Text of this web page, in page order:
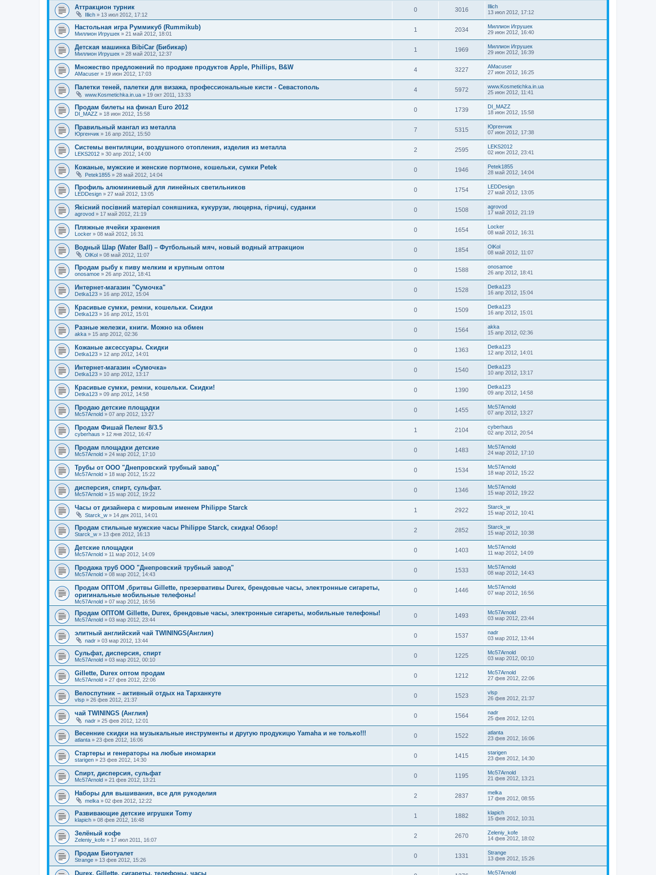
Аттракцион турник
Illich » 13 июл 2012, 17:12
0 3016
Illich
13 июл 2012, 17:12
Настольная игра Руммикуб (Rummikub)
Миллион Игрушек » 21 май 2012, 18:01
1 2034
Миллион Игрушек
29 июн 2012, 16:40
Детская машинка BibiCar (Бибикар)
Миллион Игрушек » 28 май 2012, 12:37
1 1969
Миллион Игрушек
29 июн 2012, 16:39
Множество предложений по продаже продуктов Apple, Phillips, B&W
AMacuser » 19 июн 2012, 17:03
4 3227
AMacuser
27 июн 2012, 16:25
Палетки теней, палетки для визажа, профессиональные кисти - Севастополь
www.Kosmetichka.in.ua » 19 окт 2011, 13:33
4 5972
www.Kosmetichka.in.ua
25 июн 2012, 11:41
Продам билеты на финал Euro 2012
DI_MAZZ » 18 июн 2012, 15:58
0 1739
DI_MAZZ
18 июн 2012, 15:58
Правильный мангал из металла
Юргенчик » 16 апр 2012, 15:50
7 5315
Юргенчик
07 июн 2012, 17:38
Системы вентиляции, воздушного отопления, изделия из металла
LEKS2012 » 30 апр 2012, 14:00
2 2595
LEKS2012
02 июн 2012, 23:41
Кожаные, мужские и женские портмоне, кошельки, сумки Petek
Petek1855 » 28 май 2012, 14:04
0 1946
Petek1855
28 май 2012, 14:04
Профиль алюминиевый для линейных светильников
LEDDesign » 27 май 2012, 13:05
0 1754
LEDDesign
27 май 2012, 13:05
Якісний посівний матеріал соняшника, кукурузи, люцерна, гірчиці, суданки
agrovod » 17 май 2012, 21:19
0 1508
agrovod
17 май 2012, 21:19
Пляжные ячейки хранения
Locker » 08 май 2012, 16:31
0 1654
Locker
08 май 2012, 16:31
Водный Шар (Water Ball) – Футбольный мяч, новый водный аттракцион
OlKol » 08 май 2012, 11:07
0 1854
OlKol
08 май 2012, 11:07
Продам рыбу к пиву мелким и крупным оптом
onosamoe » 26 апр 2012, 18:41
0 1588
onosamoe
26 апр 2012, 18:41
Интернет-магазин "Сумочка"
Detka123 » 16 апр 2012, 15:04
0 1528
Detka123
16 апр 2012, 15:04
Красивые сумки, ремни, кошельки. Скидки
Detka123 » 16 апр 2012, 15:01
0 1509
Detka123
16 апр 2012, 15:01
Разные железки, книги. Можно на обмен
akka » 15 апр 2012, 02:36
0 1564
akka
15 апр 2012, 02:36
Кожаные аксессуары. Скидки
Detka123 » 12 апр 2012, 14:01
0 1363
Detka123
12 апр 2012, 14:01
Интернет-магазин «Сумочка»
Detka123 » 10 апр 2012, 13:17
0 1540
Detka123
10 апр 2012, 13:17
Красивые сумки, ремни, кошельки. Скидки!
Detka123 » 09 апр 2012, 14:58
0 1390
Detka123
09 апр 2012, 14:58
Продаю детские площадки
Mc57Arnold » 07 апр 2012, 13:27
0 1455
Mc57Arnold
07 апр 2012, 13:27
Продам Фишай Пеленг 8/3.5
cyberhaus » 12 янв 2012, 16:47
1 2104
cyberhaus
02 апр 2012, 20:54
Продам площадки детские
Mc57Arnold » 24 мар 2012, 17:10
0 1483
Mc57Arnold
24 мар 2012, 17:10
Трубы от ООО "Днепровский трубный завод"
Mc57Arnold » 18 мар 2012, 15:22
0 1534
Mc57Arnold
18 мар 2012, 15:22
дисперсия, спирт, сульфат.
Mc57Arnold » 15 мар 2012, 19:22
0 1346
Mc57Arnold
15 мар 2012, 19:22
Часы от дизайнера с мировым именем Philippe Starck
Starck_w » 14 дек 2011, 14:01
1 2922
Starck_w
15 мар 2012, 10:41
Продам стильные мужские часы Philippe Starck, скидка! Обзор!
Starck_w » 13 фев 2012, 16:13
2 2852
Starck_w
15 мар 2012, 10:38
Детские площадки
Mc57Arnold » 11 мар 2012, 14:09
0 1403
Mc57Arnold
11 мар 2012, 14:09
Продажа труб ООО "Днепровский трубный завод"
Mc57Arnold » 08 мар 2012, 14:43
0 1533
Mc57Arnold
08 мар 2012, 14:43
Продам ОПТОМ ,бритвы Gillette, презервативы Durex, брендовые часы, электронные сигареты,
оригинальные мобильные телефоны!
Mc57Arnold » 07 мар 2012, 16:56
0 1446
Mc57Arnold
07 мар 2012, 16:56
Продам ОПТОМ Gillette, Durex, брендовые часы, электронные сигареты, мобильные телефоны!
Mc57Arnold » 03 мар 2012, 23:44
0 1493
Mc57Arnold
03 мар 2012, 23:44
элитный английский чай TWININGS(Англия)
nadr » 03 мар 2012, 13:44
0 1537
nadr
03 мар 2012, 13:44
Сульфат, дисперсия, спирт
Mc57Arnold » 03 мар 2012, 00:10
0 1225
Mc57Arnold
03 мар 2012, 00:10
Gillette, Durex оптом продам
Mc57Arnold » 27 фев 2012, 22:06
0 1212
Mc57Arnold
27 фев 2012, 22:06
Велоспутник – активный отдых на Тарханкуте
vlsp » 26 фев 2012, 21:37
0 1523
vlsp
26 фев 2012, 21:37
чай TWININGS (Англия)
nadr » 25 фев 2012, 12:01
0 1564
nadr
25 фев 2012, 12:01
Весенние скидки на музыкальные инструменты и другую продукицю Yamaha и не только!!!
atlanta » 23 фев 2012, 16:06
0 1522
atlanta
23 фев 2012, 16:06
Стартеры и генераторы на любые иномарки
starigen » 23 фев 2012, 14:30
0 1415
starigen
23 фев 2012, 14:30
Cпирт, дисперсия, сульфат
Mc57Arnold » 21 фев 2012, 13:21
0 1195
Mc57Arnold
21 фев 2012, 13:21
Наборы для вышивания, все для рукоделия
melka » 02 фев 2012, 12:22
2 2837
melka
17 фев 2012, 08:55
Развивающие детские игрушки Tomy
klapich » 08 фев 2012, 16:48
1 1882
klapich
15 фев 2012, 10:31
Зелёный кофе
Zeleniy_kofe » 17 июл 2011, 16:07
2 2670
Zeleniy_kofe
14 фев 2012, 18:02
Продам Биотуалет
Strange » 13 фев 2012, 15:26
0 1331
Strange
13 фев 2012, 15:26
Durex, Gillette, сигареты, телефоны, часы
Mc57Arnold